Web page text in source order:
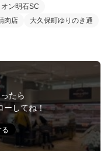
オン明石SC
肉店
大久保町ゆりのき通
たら
ーしてね！